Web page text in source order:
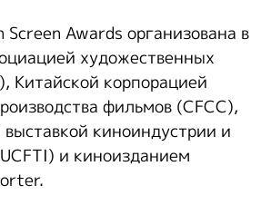
Awards организована в
художественных
Китайской корпорацией
фильмов (CFCC),
киноиндустрии и
и киноизданием